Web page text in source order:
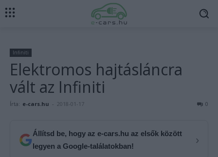
Infiniti
Elektromos hajtásláncra
vált az Infiniti
Írta: e-cars.hu - 2018-01-17 0
Állítsd be, hogy az e-cars.hu az elsők között
legyen a Google-találatokban!
›